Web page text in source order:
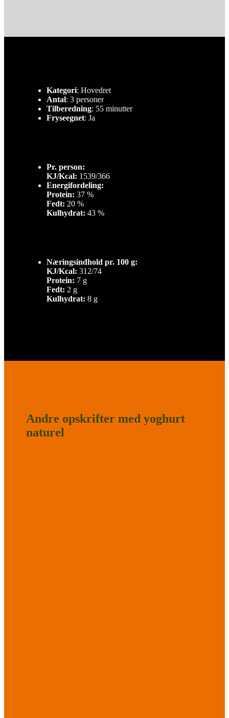
Kategori: Hovedret
Antal: 3 personer
Tilberedning: 55 minutter
Fryseegnet: Ja
Pr. person:
KJ/Kcal: 1539/366
Energifordeling:
Protein: 37 %
Fedt: 20 %
Kulhydrat: 43 %
Næringsindhold pr. 100 g:
KJ/Kcal: 312/74
Protein: 7 g
Fedt: 2 g
Kulhydrat: 8 g
Andre opskrifter med yoghurt
naturel